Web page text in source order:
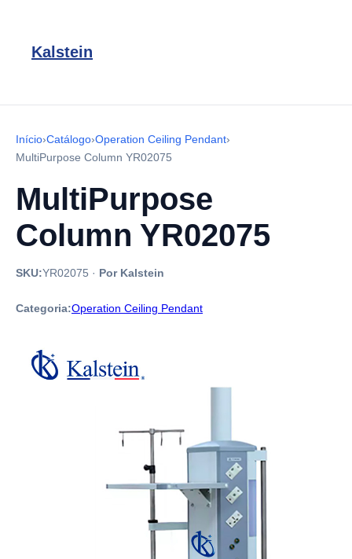
Kalstein
Início›Catálogo›Operation Ceiling Pendant›
MultiPurpose Column YR02075
MultiPurpose
Column YR02075
SKU:YR02075 · Por Kalstein
Categoria:Operation Ceiling Pendant